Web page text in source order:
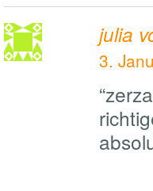
julia
3.